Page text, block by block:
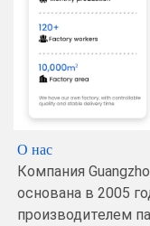
О нас
Компания
основана в 2005
производителем